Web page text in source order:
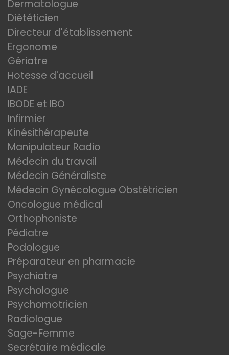
Dermatologue
Diététicien
Directeur d'établissement
Ergonome
Gériatre
Hotesse d'accueil
IADE
IBODE et IBO
Infirmier
Kinésithérapeute
Manipulateur Radio
Médecin du travail
Médecin Généraliste
Médecin Gynécologue Obstétricien
Oncologue médical
Orthophoniste
Pédiatre
Podologue
Préparateur en pharmacie
Psychiatre
Psychologue
Psychomotricien
Radiologue
Sage-Femme
Secrétaire médicale